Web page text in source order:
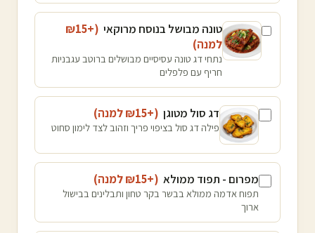
טונה מבושל בנוסח מרוקאי (+₪
15
למנה)
נתחי דג טונה עסיסיים מבושלים ברוטב עגבניות
חריף עם פלפלים
דג סול מטוגן (+₪
15 למנה)
פילה דג סול בציפוי פריך וזהוב לצד לימון סחוט
מפרום - תפוד ממולא (+₪
15 למנה)
תפוח אדמה ממולא בבשר בקר טחון ותבלינים בבישול
ארוך